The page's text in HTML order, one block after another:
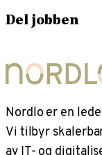
Del jobben
Nordlo er en
Vi tilbyr
av IT- og